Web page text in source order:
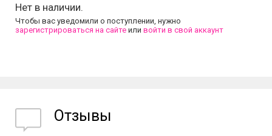
Нет в наличии.
Чтобы вас уведомили о поступлении, нужно
зарегистрироваться на сайте или войти в свой аккаунт
Отзывы